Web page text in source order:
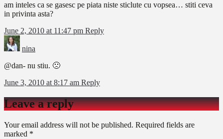
am inteles ca se gasesc pe piata niste sticlute cu vopsea… stiti ceva
in privinta asta?
June 2, 2010 at 11:47 pm Reply
nina
@dan- nu stiu. 🙁
June 3, 2010 at 8:17 am Reply
Leave a reply
Your email address will not be published. Required fields are
marked *